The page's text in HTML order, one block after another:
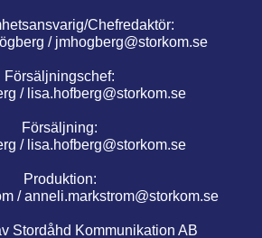
Chefredaktör:
/ jmhogberg@storkom.se
Försäljningschef:
/ lisa.hofberg@storkom.se
Försäljning:
/ lisa.hofberg@storkom.se
Produktion:
/anneli.markstrom@storkom.se
Stordåhd Kommunikation AB